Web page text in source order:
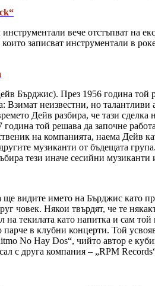
вече отстъпват на
записват инструментали в
Бърджис). През 1956 година
неизвестни, но
Дейв разбира, че тази
той решава да започне
на компанията, наема Дейв
музиканти от бъдещата
тези иначе сесийни
ще видите името на Бърджис
човек. Някои твърдят, че те
текилата като напитка и сам
в клубни концерти. Той
No Hay Dos“, чийто автор е
с друга компания – „RPM